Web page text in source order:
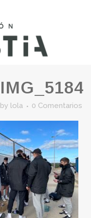
IMG_5184
by lola 0 Comentarios